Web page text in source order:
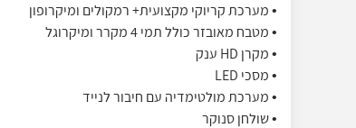
• מערכת קריוקי מקצועית+ רמקולים ומיקרופון
• מטבח מאובזר כולל תמי 4 מקרר ומיקרוגל
• מקרן HD ענק
• מסכי LED
• מערכת מולטימדיה עם חיבור לנייד
• שולחן סנוקר